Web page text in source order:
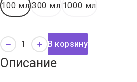
100 мл 300 мл 1000 мл
В корзину
Описание